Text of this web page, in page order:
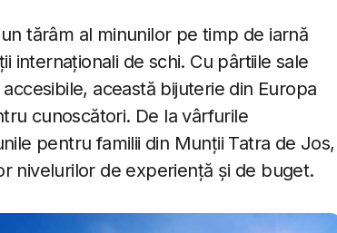
tărâm al minunilor pe timp de iarnă
internaționali de schi. Cu pârtiile sale
această bijuterie din Europa
cunoscători. De la vârfurile
pentru familii din Munții Tatra de Jos,
nivelurilor de experiență și de buget.